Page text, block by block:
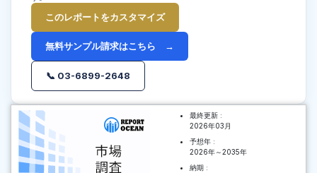
このレポートをカスタマイズ
無料サンプル請求はこちら →
📞 03-6899-2648
最終更新 :
2026年03月
予想年 :
2026年～2035年
納期 :